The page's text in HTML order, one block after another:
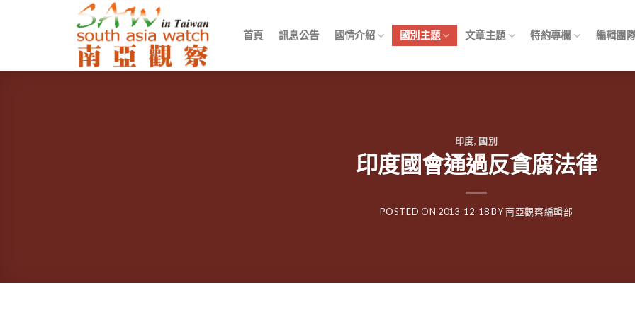
首頁 訊息公告 國情介紹 國別主題 文章主題 特約專欄 編輯團
印度, 國別
印度國會通過反貪腐法律
POSTED ON 2013-12-18BY南亞觀察編輯部